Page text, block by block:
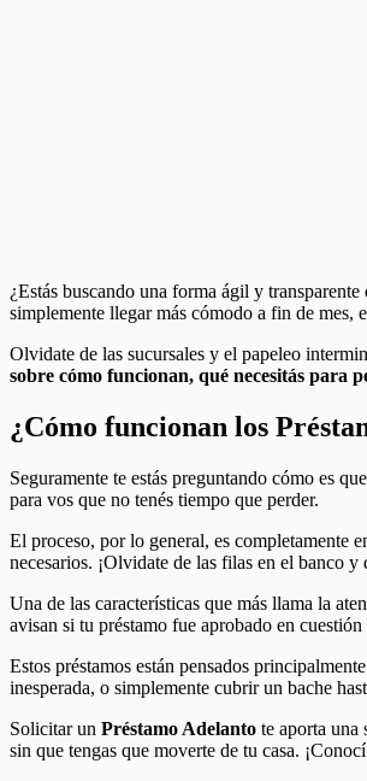
¿Estás buscando una forma ágil y
simplemente llegar más cómodo a fin de mes,
Olvidate de las sucursales y el papeleo
sobre cómo funcionan, qué necesitás para
¿Cómo funcionan los
Seguramente te estás preguntando cómo es
para vos que no tenés tiempo que perder.
El proceso, por lo general, es completamente
necesarios. ¡Olvidate de las filas en el banco
Una de las características que más llama la
avisan si tu préstamo fue aprobado en
Estos préstamos están pensados principalmente
inesperada, o simplemente cubrir un bache
Solicitar un Préstamo Adelanto te aporta una
sin que tengas que moverte de tu casa.